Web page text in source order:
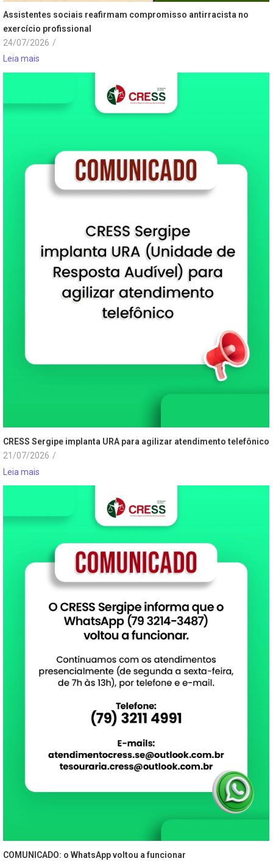
Assistentes sociais reafirmam compromisso antirracista no
exercício profissional
24/07/2026 /
Leia mais
CRESS Sergipe implanta URA para agilizar atendimento telefônico
21/07/2026 /
Leia mais
COMUNICADO: o WhatsApp voltou a funcionar